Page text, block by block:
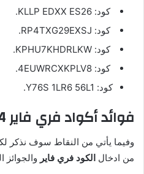
كود: KLLP EDXX ES26.
كود: RP4TXG29EXSJ.
كود: KPHU7KHDRLKW.
كود: 4EUWRCXKPLV8.
كود: Y76S 1LR6 56L1.
فوائد أكواد فري فاير 2024
وفيما يأتي من النقاط سوف نذكر
من ادخال الكود فري فاير